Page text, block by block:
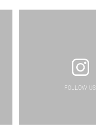
FOLLOW US